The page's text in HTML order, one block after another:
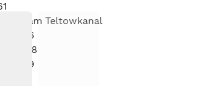
am Teltowkanal
9866
9868